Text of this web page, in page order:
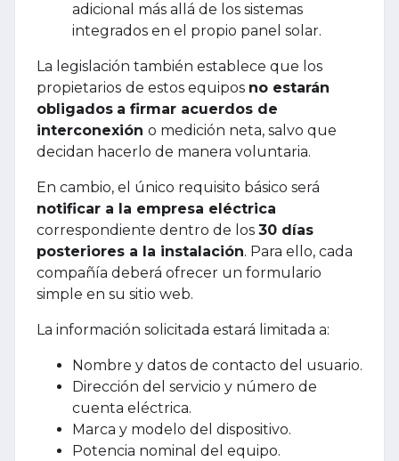
adicional más allá de los sistemas
integrados en el propio panel solar.
La legislación también establece que los
propietarios de estos equipos no estarán
obligados a firmar acuerdos de
interconexión o medición neta, salvo que
decidan hacerlo de manera voluntaria.
En cambio, el único requisito básico será
notificar a la empresa eléctrica
correspondiente dentro de los 30 días
posteriores a la instalación. Para ello, cada
compañía deberá ofrecer un formulario
simple en su sitio web.
La información solicitada estará limitada a:
Nombre y datos de contacto del usuario.
Dirección del servicio y número de
cuenta eléctrica.
Marca y modelo del dispositivo.
Potencia nominal del equipo.